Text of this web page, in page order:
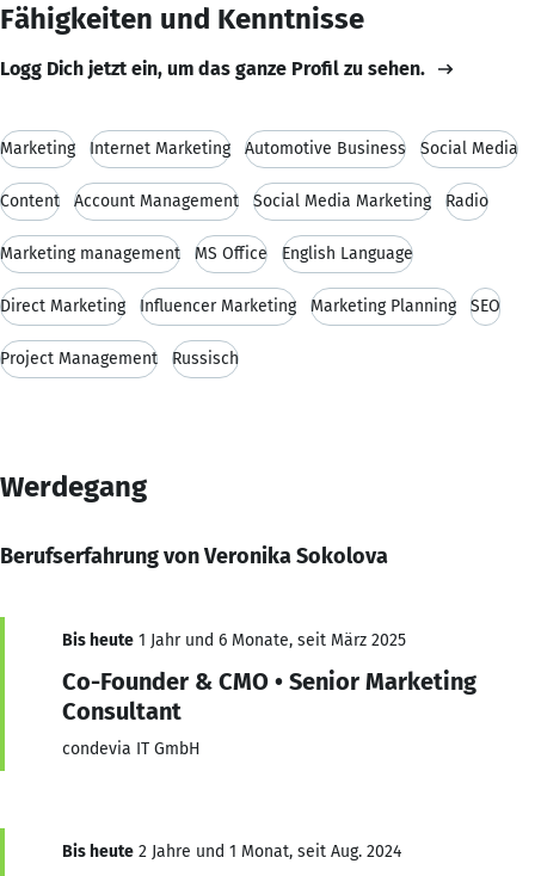
Fähigkeiten und Kenntnisse
Logg Dich jetzt ein, um das ganze Profil zu sehen.
Marketing Internet Marketing Automotive Business Social Media
Content Account Management Social Media Marketing Radio
Marketing management MS Office English Language
Direct Marketing Influencer Marketing Marketing Planning SEO
Project Management Russisch
Werdegang
Berufserfahrung von Veronika Sokolova
Bis heute 1 Jahr und 6 Monate, seit März 2025
Co-Founder & CMO • Senior Marketing
Consultant
condevia IT GmbH
Bis heute 2 Jahre und 1 Monat, seit Aug. 2024